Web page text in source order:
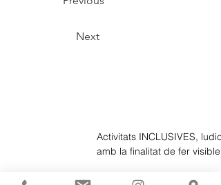
Next
Activitats INCLUSIVES,
amb la finalitat de fer visible